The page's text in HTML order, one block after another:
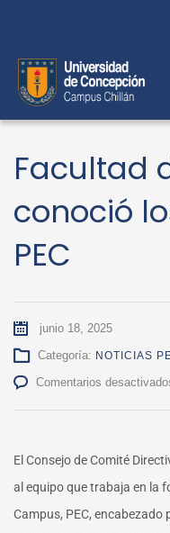
Facultad
conoció
PEC
junio 18, 2025
Categoría: NOTICIAS
Comentarios
El Consejo de Comité
al equipo que trabaja en la
Campus, PEC, encabezado